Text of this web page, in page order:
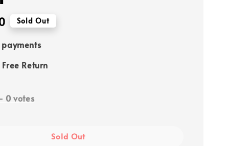
Sold Out
payments
Return
0 votes
Sold Out